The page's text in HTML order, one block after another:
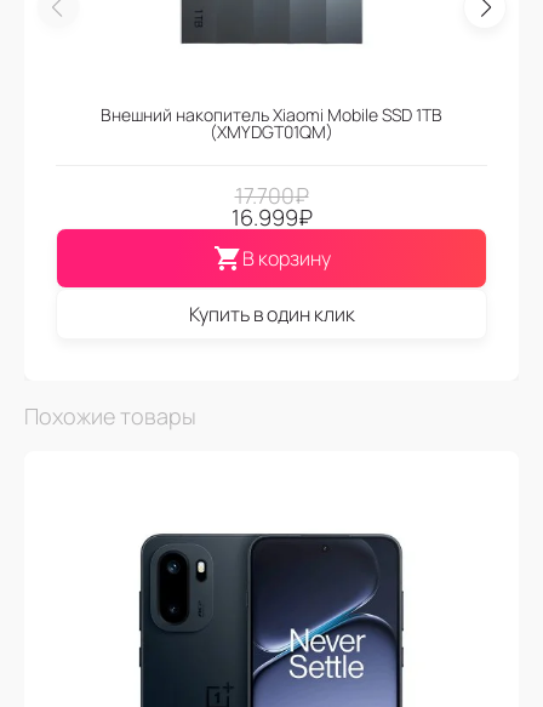
Внешний накопитель Xiaomi Mobile SSD 1TB
(XMYDGT01QM)
17.700₽
16.999₽
В корзину
Купить в один клик
Похожие товары